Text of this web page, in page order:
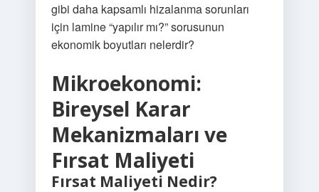
gibi daha kapsamlı hizalanma sorunları
için lamine “yapılır mı?” sorusunun
ekonomik boyutları nelerdir?
Mikroekonomi:
Bireysel Karar
Mekanizmaları ve
Fırsat Maliyeti
Fırsat Maliyeti Nedir?